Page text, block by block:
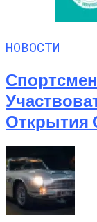
НОВОСТИ
Открытия